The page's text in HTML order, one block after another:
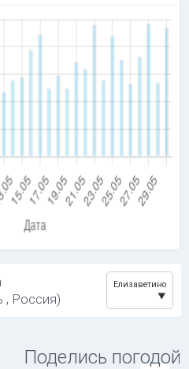
, Россия)
Елизаветино
Поделись погодой